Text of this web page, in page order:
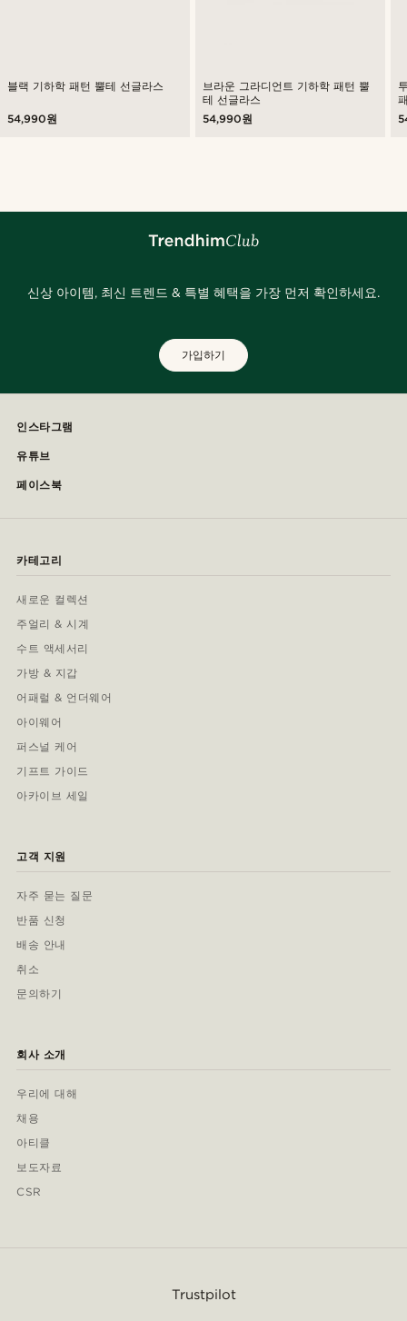
블랙 기하학 패턴 뿔테 선글라스
54,990원
브라운 그라디언트 기하학 패턴 뿔
테 선글라스
54,990원
신상 아이템, 최신 트렌드 & 특별 혜택을 가장 먼저 확인하세요.
가입하기
인스타그램
유튜브
페이스북
카테고리
새로운 컬렉션
주얼리 & 시계
수트 액세서리
가방 & 지갑
어패럴 & 언더웨어
아이웨어
퍼스널 케어
기프트 가이드
아카이브 세일
고객 지원
자주 묻는 질문
반품 신청
배송 안내
취소
문의하기
회사 소개
우리에 대해
채용
아티클
보도자료
CSR
Trustpilot